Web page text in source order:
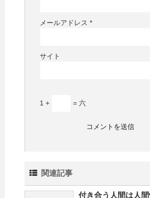
メールアドレス *
サイト
1 + = 六
関連記事
付き合う人間は人